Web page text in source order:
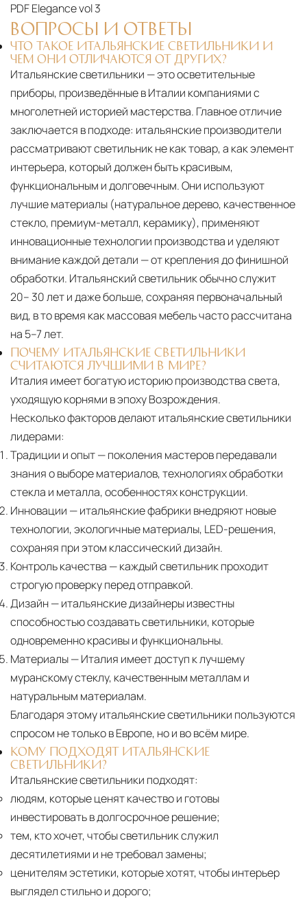
PDFElegance vol 3
ВОПРОСЫ И ОТВЕТЫ
ЧТО ТАКОЕ ИТАЛЬЯНСКИЕ СВЕТИЛЬНИКИ И
ЧЕМ ОНИ ОТЛИЧАЮТСЯ ОТ ДРУГИХ?
Итальянские светильники — это осветительные
приборы, произведённые в Италии компаниями с
многолетней историей мастерства. Главное отличие
заключается в подходе: итальянские производители
рассматривают светильник не как товар, а как элемент
интерьера, который должен быть красивым,
функциональным и долговечным. Они используют
лучшие материалы (натуральное дерево, качественное
стекло, премиум-металл, керамику), применяют
инновационные технологии производства и уделяют
внимание каждой детали — от крепления до финишной
обработки. Итальянский светильник обычно служит
20– 30 лет и даже больше, сохраняя первоначальный
вид, в то время как массовая мебель часто рассчитана
на 5–7 лет.
ПОЧЕМУ ИТАЛЬЯНСКИЕ СВЕТИЛЬНИКИ
СЧИТАЮТСЯ ЛУЧШИМИ В МИРЕ?
Италия имеет богатую историю производства света,
уходящую корнями в эпоху Возрождения.
Несколько факторов делают итальянские светильники
лидерами:
Традиции и опыт— поколения мастеров передавали
знания о выборе материалов, технологиях обработки
стекла и металла, особенностях конструкции.
Инновации — итальянские фабрики внедряют новые
технологии, экологичные материалы, LED-решения,
сохраняя при этом классический дизайн.
Контроль качества — каждый светильник проходит
строгую проверку перед отправкой.
Дизайн— итальянские дизайнеры известны
способностью создавать светильники, которые
одновременно красивы и функциональны.
Материалы— Италия имеет доступ к лучшему
муранскому стеклу, качественным металлам и
натуральным материалам.
Благодаря этому итальянские светильники пользуются
спросом не только в Европе, но и во всём мире.
КОМУ ПОДХОДЯТ ИТАЛЬЯНСКИЕ
СВЕТИЛЬНИКИ?
Итальянские светильники подходят:
людям, которые ценят качество и готовы
инвестировать в долгосрочное решение;
тем, кто хочет, чтобы светильник служил
десятилетиями и не требовал замены;
ценителям эстетики, которые хотят, чтобы интерьер
выглядел стильно и дорого;